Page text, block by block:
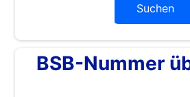
Suchen
BSB-Nummer